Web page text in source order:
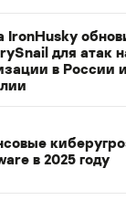
IronHusky
для атак
в России и
в 2025 году